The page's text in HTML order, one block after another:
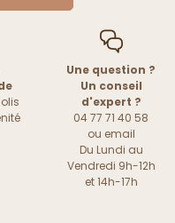
Une question ?
Un conseil
d'expert ?
04 77 71 40 58
ou email
Du Lundi au
Vendredi 9h-12h
et 14h-17h